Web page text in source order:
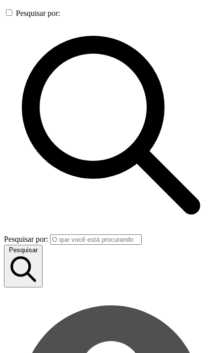
Pesquisar por:
Pesquisar por:
Pesquisar